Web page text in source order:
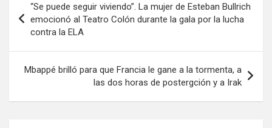
de
entradas
“Se puede seguir viviendo”. La mujer de Esteban Bullrich
emocionó al Teatro Colón durante la gala por la lucha
contra la ELA
Mbappé brilló para que Francia le gane a la tormenta, a
las dos horas de postergción y a Irak